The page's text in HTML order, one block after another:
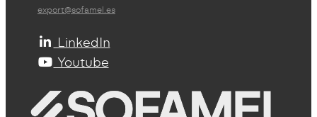
export@sofamel.es
LinkedIn
Youtube